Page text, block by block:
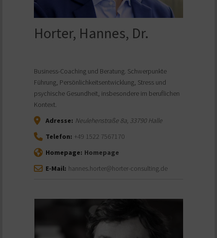
Horter, Hannes, Dr.
Business-Coaching und Beratung. Schwerpunkte
Führung, Persönlichkeitsentwicklung, Stress und
psychische Gesundheit, insbesondere im beruflichen
Kontext.
Adresse: Neulehenstraße 8a, 33790Halle
Telefon: +49 1522 7567170
Homepage: Homepage
E-Mail: hannes.horter@horter-consulting.de